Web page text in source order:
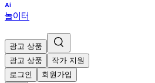
놀이터
광고 상품
광고 상품
작가 지원
로그인
회원가입